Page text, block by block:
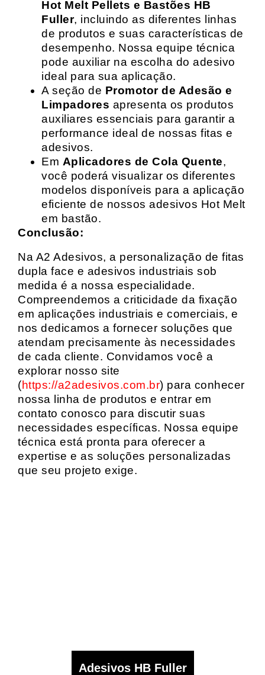
Hot Melt Pellets e Bastões HB
Fuller, incluindo as diferentes linhas
de produtos e suas características de
desempenho. Nossa equipe técnica
pode auxiliar na escolha do adesivo
ideal para sua aplicação.
A seção de Promotor de Adesão e
Limpadores apresenta os produtos
auxiliares essenciais para garantir a
performance ideal de nossas fitas e
adesivos.
Em Aplicadores de Cola Quente,
você poderá visualizar os diferentes
modelos disponíveis para a aplicação
eficiente de nossos adesivos Hot Melt
em bastão.
Conclusão:
Na A2 Adesivos, a personalização de fitas
dupla face e adesivos industriais sob
medida é a nossa especialidade.
Compreendemos a criticidade da fixação
em aplicações industriais e comerciais, e
nos dedicamos a fornecer soluções que
atendam precisamente às necessidades
de cada cliente. Convidamos você a
explorar nosso site
(https://a2adesivos.com.br) para conhecer
nossa linha de produtos e entrar em
contato conosco para discutir suas
necessidades específicas. Nossa equipe
técnica está pronta para oferecer a
expertise e as soluções personalizadas
que seu projeto exige.
Adesivos HB Fuller